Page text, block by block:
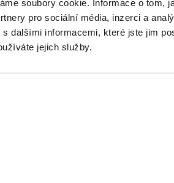
soubory cookie. Informace o tom,
pro sociální média, inzerci a
s dalšími informacemi, které jste jim
jejich služby.
trhu a dlouhodobě tak přispět i
mužů a žen, však nabrala v České
2026, 07:18